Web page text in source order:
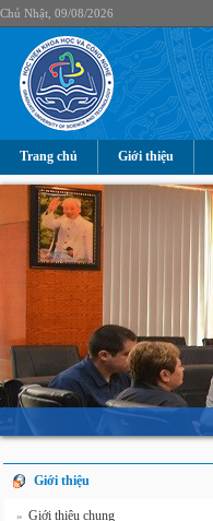
Chủ Nhật, 09/08/2026
Trang chủ Giới thiệu
Giới thiệu
» Giới thiệu chung